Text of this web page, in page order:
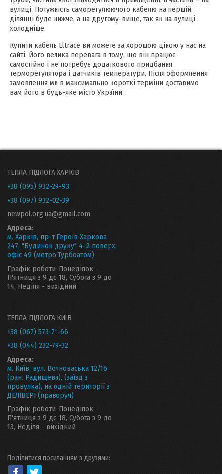
вулиці. Потужність саморегулюючого кабелю на першій
ділянці буде нижче, а на другому-вище, так як на вулиці
холодніше.
Купити кабель Eltrace ви можете за хорошою ціною у нас на
сайті. Його велика перевага в тому, що він працює
самостійно і не потребує додаткового придбання
терморегулятора і датчиків температури. Після оформлення
замовлення ми в максимально короткі терміни доставимо
вам його в будь-яке місто України.
ТЕПЛА ПІДЛОГА ХАРКІВ
+38 (095) 932-29-93
+38 (097) 932-02-39
newpol.org.ua@gmail.com
Адреса:
м. Харків, пр-т Героїв Харкова
247, "Будинок друку" 4-й поверх,
офіс 49 (метро Турбоатом)
Графік роботи: Понеділок -
П'ятниця з 9 до 18, Субота з 9 до
14, Неділя - вихідний
ТЕПЛА ПІДЛОГА КИЇВ
+38 (067) 573-71-66
+38 (044) 232-79-32
Адреса:
м. Київ, вул. Волноваська 12/16
(ран. Радищева), (заїзд з
провулка), на одній території з
ДЕЛІВЕРІ (праворуч)
Графік роботи: Понеділок -
П'ятниця з 9 до 18, Субота з 9 до
13, Неділя - вихідний
Поділитися посиланням з друзями: